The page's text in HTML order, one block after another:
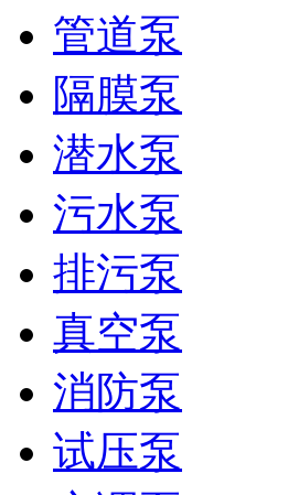
管道泵
隔膜泵
潜水泵
污水泵
排污泵
真空泵
消防泵
试压泵